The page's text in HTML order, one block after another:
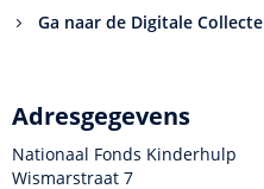
Ga naar de Digitale Collecte
Adresgegevens
Nationaal Fonds Kinderhulp
Wismarstraat 7